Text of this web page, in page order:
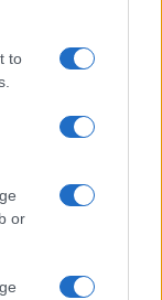
to
or